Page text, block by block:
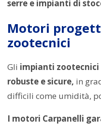
serre e impianti di
Motori
zootecnici
Gli impianti zootecnici
robuste e sicure, in
difficili come umidità,
I motori Carpanelli